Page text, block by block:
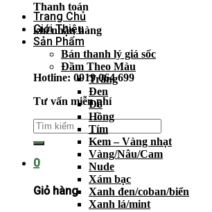
Thanh toán
khi nhận hàng
Hotline: 0919 064 699
Tư vấn miễn phí
0
Giỏ hàng
Trang Chủ
Giới Thiệu
Sản Phẩm
Bán thanh lý giá sốc
Đầm Theo Màu
Trắng
Đen
Đỏ
Hồng
Tím
Kem – Vàng nhạt
Vàng/Nâu/Cam
Nude
Xám bạc
Xanh đen/coban/biển
Xanh lá/mint